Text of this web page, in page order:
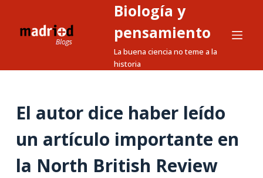
a
Biología y
pensamiento
La buena ciencia no teme a la
historia
El autor dice haber leído
un artículo importante en
la North British Review